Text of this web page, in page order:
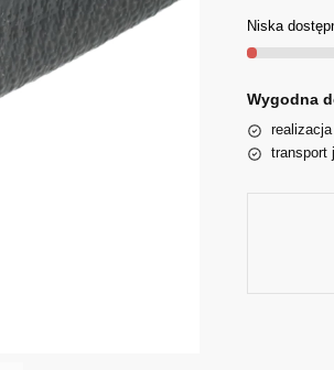
Niska
Wygodna